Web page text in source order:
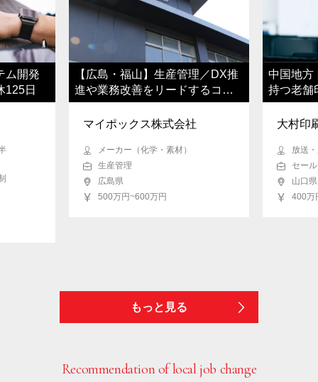
ム開発
125日
【広島・福山】生産管理／DX推
進や業務改善をリードするコア
人材へ
マイポックス株式会社
メーカー（化学・素材）
生産管理
広島県
500万円~600万円
中国地方
持つ老舗
ンジニア
大村印
放送
セー
山口県
400万
もっと見る
Recommendation of local job change